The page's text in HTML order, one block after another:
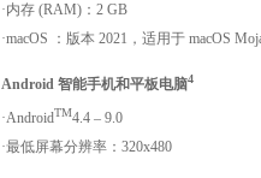
·内存 (RAM)：2 GB
·macOS ：版本 2021，适用于 macOS
Android 智能手机和平板电脑4
·AndroidTM4.4 – 9.0
·最低屏幕分辨率：320x480